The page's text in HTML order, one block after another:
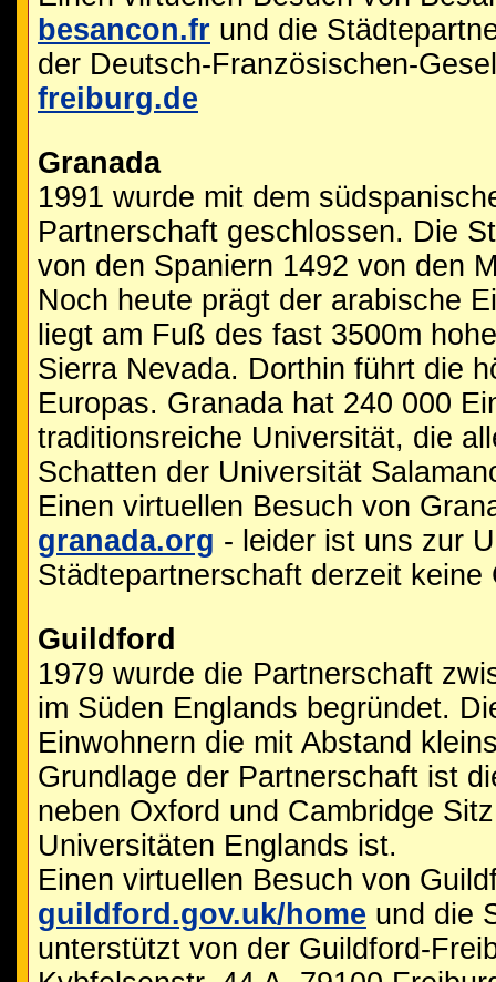
besancon.fr und die
der Deutsch-Französischen-
freiburg.de
Granada
1991 wurde mit dem
Partnerschaft geschlossen. Die
von den Spaniern 1492 von den
Noch heute prägt der arabische
liegt am Fuß des fast 3500m
Sierra Nevada. Dorthin führt die
Europas. Granada hat 240 000
traditionsreiche Universität, die
Schatten der Universität
Einen virtuellen Besuch von
granada.org - leider ist uns zur
Städtepartnerschaft derzeit keine
Guildford
1979 wurde die Partnerschaft
im Süden Englands begründet.
Einwohnern die mit Abstand
Grundlage der Partnerschaft ist
neben Oxford und Cambridge
Universitäten Englands ist.
Einen virtuellen Besuch von
guildford.gov.uk/home und die
unterstützt von der Guildford-